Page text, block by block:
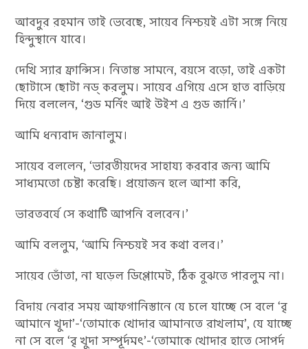
আবদুর রহমান তাই ভেবেছে, সায়েব নিশ্চয়ই এটা সঙ্গে নিয়ে
হিন্দুস্থানে যাবে।
দেখি স্যার ফ্রান্সিস। নিতান্ত সামনে, বয়সে বড়ো, তাই একটা
ছোটাসে ছোটা নড্ করলুম। সায়েব এগিয়ে এসে হাত বাড়িয়ে
দিয়ে বললেন, ‘গুড মর্নিং আই উইশ এ গুড জার্নি।’
আমি ধন্যবাদ জানালুম।
সায়েব বললেন, ‘ভারতীয়দের সাহায্য করবার জন্য আমি
সাধ্যমতো চেষ্টা করেছি। প্রয়োজন হলে আশা করি,
ভারতবর্ষে সে কথাটি আপনি বলবেন।’
আমি বললুম, ‘আমি নিশ্চয়ই সব কথা বলব।’
সায়েব ভোঁতা, না ঘড়েল ডিপ্লোমেট, ঠিক বুঝতে পারলুম না।
বিদায় নেবার সময় আফগানিস্তানে যে চলে যাচ্ছে সে বলে ‘বৃ
আমানে খুদা’-‘তোমাকে খোদার আমানতে রাখলাম’, যে যাচ্ছে
না সে বলে ‘বৃ খুদা সম্পূর্দমৎ’-‘তোমাকে খোদার হাতে সোপর্দ